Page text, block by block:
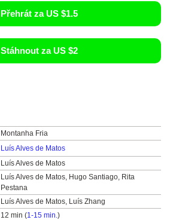
Přehrát za US $1.5
Stáhnout za US $2
Montanha Fria
Luís Alves de Matos
Luís Alves de Matos
Luís Alves de Matos, Hugo Santiago, Rita
Pestana
Luís Alves de Matos, Luís Zhang
12 min (1-15 min.)